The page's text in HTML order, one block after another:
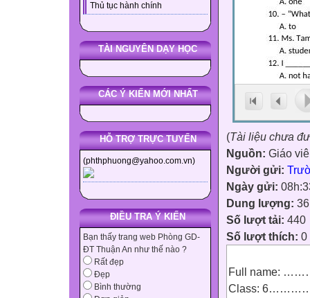
Thủ tục hành chính
TÀI NGUYÊN DẠY HỌC
CÁC Ý KIẾN MỚI NHẤT
HỖ TRỢ TRỰC TUYẾN
(phthphuong@yahoo.com.vn)
ĐIỀU TRA Ý KIẾN
Bạn thấy trang web Phòng GD-
ĐT Thuận An như thế nào ?
Rất đẹp
Đẹp
Bình thường
(Tài liệu chưa
Nguồn: Giáo
Người gửi:
Ngày gửi:
Dung lượng:
Số lượt tải: 440
Số lượt thích: 0
Full name:
Class: